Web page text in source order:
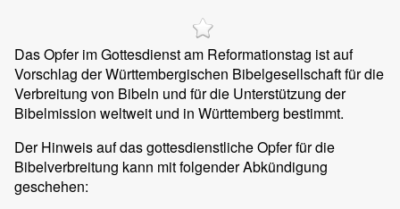
Das Opfer im Gottesdienst am Reformationstag ist auf
Vorschlag der Württembergischen Bibelgesellschaft für die
Verbreitung von Bibeln und für die Unterstützung der
Bibelmission weltweit und in Württemberg bestimmt.
Der Hinweis auf das gottesdienstliche Opfer für die
Bibelverbreitung kann mit folgender Abkündigung
geschehen: